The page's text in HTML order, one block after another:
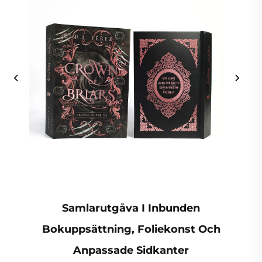
Samlarutgåva I Inbunden
Bokuppsättning, Foliekonst Och
Anpassade Sidkanter